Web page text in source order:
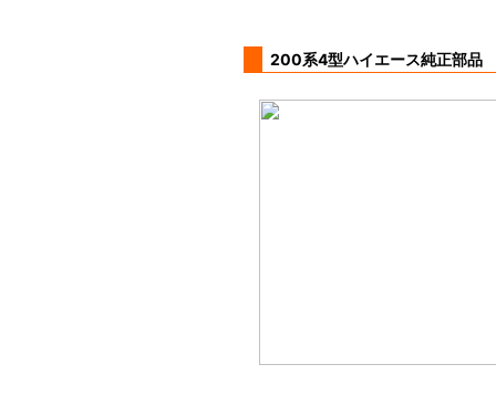
200系4型ハイエース純正部品